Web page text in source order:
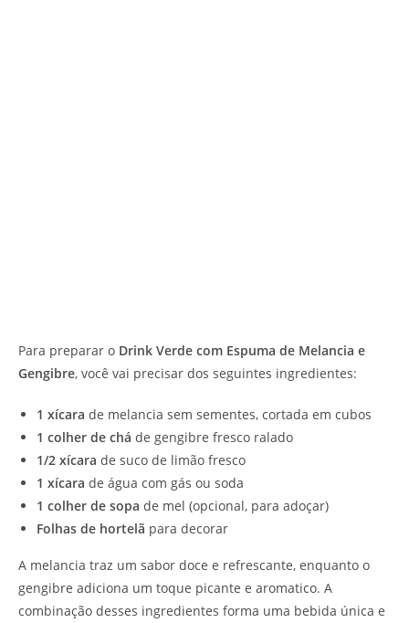
Para preparar o Drink Verde com Espuma de Melancia e
Gengibre, você vai precisar dos seguintes ingredientes:
1 xícara de melancia sem sementes, cortada em cubos
1 colher de chá de gengibre fresco ralado
1/2 xícara de suco de limão fresco
1 xícara de água com gás ou soda
1 colher de sopa de mel (opcional, para adoçar)
Folhas de hortelã para decorar
A melancia traz um sabor doce e refrescante, enquanto o
gengibre adiciona um toque picante e aromatico. A
combinação desses ingredientes forma uma bebida única e